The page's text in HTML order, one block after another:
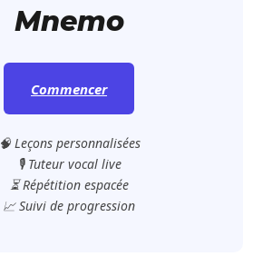
Mnemo
Commencer
🧠 Leçons personnalisées
🎙️ Tuteur vocal live
⏳ Répétition espacée
📈 Suivi de progression